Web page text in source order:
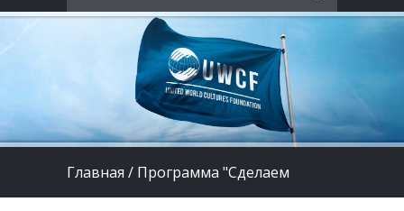
Главная / Программа "Сделаем